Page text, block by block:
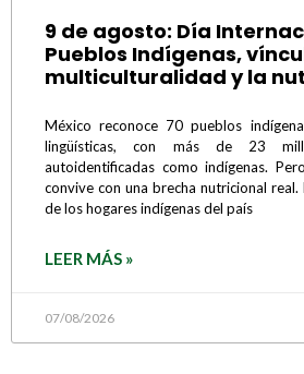
9 de agosto: Día
Pueblos Indígenas,
multiculturalidad y la
México reconoce 70 pueblos
lingüísticas, con más de 23
autoidentificadas como indígenas.
convive con una brecha nutricional
de los hogares indígenas del país
LEER MÁS »
07/08/2026